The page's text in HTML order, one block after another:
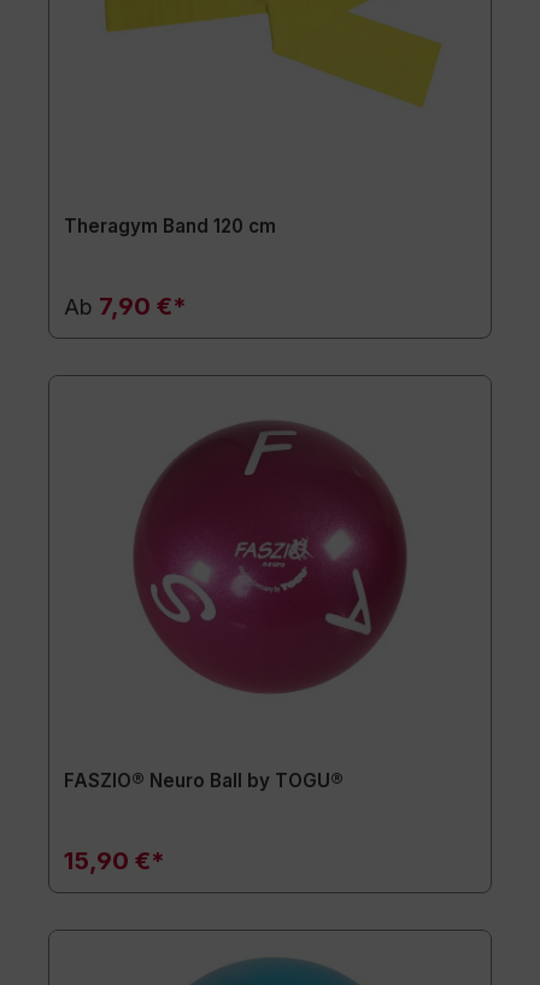
Theragym Band 120 cm
Ab 7,90 €*
FASZIO® Neuro Ball by TOGU®
15,90 €*